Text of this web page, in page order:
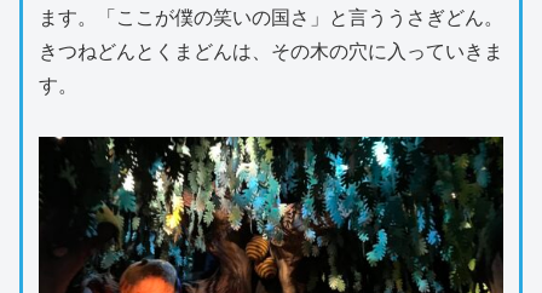
ます。「ここが僕の笑いの国さ」と言ううさぎどん。
きつねどんとくまどんは、その木の穴に入っていきま
す。